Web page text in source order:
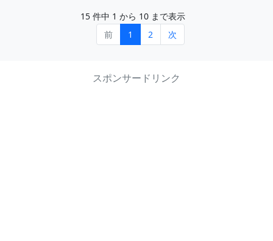
15 件中 1 から 10 まで表示
前
1 2 次
スポンサードリンク